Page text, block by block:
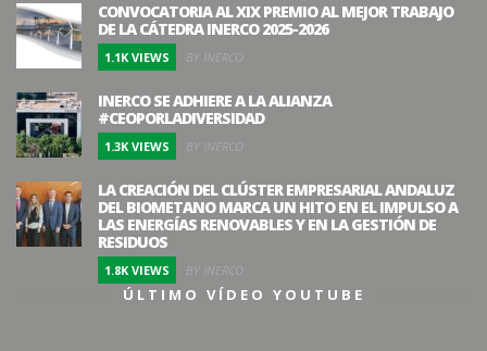
CONVOCATORIA AL XIX PREMIO AL MEJOR TRABAJO
DE LA CÁTEDRA INERCO 2025-2026
1.1K VIEWS BY INERCO
INERCO SE ADHIERE A LA ALIANZA
#CEOPORLADIVERSIDAD
1.3K VIEWS BY INERCO
LA CREACIÓN DEL CLÚSTER EMPRESARIAL ANDALUZ
DEL BIOMETANO MARCA UN HITO EN EL IMPULSO A
LAS ENERGÍAS RENOVABLES Y EN LA GESTIÓN DE
RESIDUOS
1.8K VIEWS BY INERCO
ÚLTIMO VÍDEO YOUTUBE